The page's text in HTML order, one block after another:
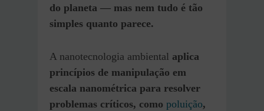
do planeta — mas nem tudo é tão
simples quanto parece.
A nanotecnologia ambiental aplica
princípios de manipulação em
escala nanométrica para resolver
problemas críticos, como poluição,